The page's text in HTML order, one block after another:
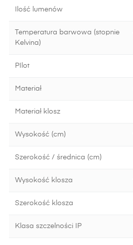
Ilość lumenów
Temperatura barwowa (stopnie
Kelvina)
PIlot
Materiał
Materiał klosz
Wysokość (cm)
Szerokość / średnica (cm)
Wysokość klosza
Szerokość klosza
Klasa szczelności IP